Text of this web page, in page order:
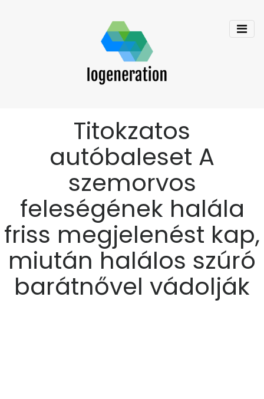
Titokzatos
autóbaleset A
szemorvos
feleségének halála
friss megjelenést kap,
miután halálos szúró
barátnővel vádolják